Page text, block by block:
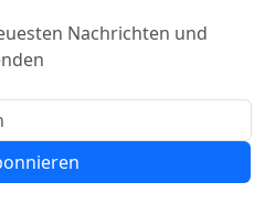
Nachrichten und